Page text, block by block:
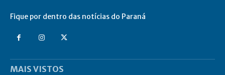
Fique por dentro das notícias do Paraná
MAIS VISTOS